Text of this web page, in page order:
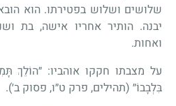
שלושים ושלוש בפטירתו. הוא
יבנה. הותיר אחריו אישה, בת
ואחות.
על מצבתו חקקו אוהביו: ״הוֹלֵךְ
בִּלְבָבוֹ״ (תהילים, פרק ט״ו, פסוק ב׳).